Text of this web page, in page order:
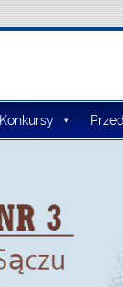
Konkursy